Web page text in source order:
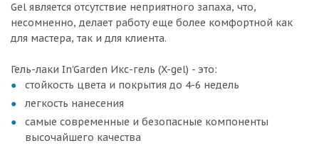
Gel является отсутствие неприятного запаха, что,
несомненно, делает работу еще более комфортной как
для мастера, так и для клиента.
Гель-лаки In'Garden Икс-гель (X-gel) - это:
стойкость цвета и покрытия до 4-6 недель
легкость нанесения
самые современные и безопасные компоненты
высочайшего качества